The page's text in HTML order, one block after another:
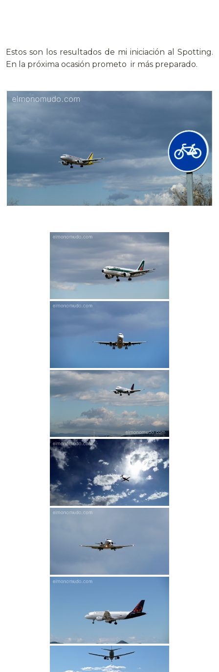
Estos son los resultados de mi iniciación al Spotting.
En la próxima ocasión prometo ir más preparado.